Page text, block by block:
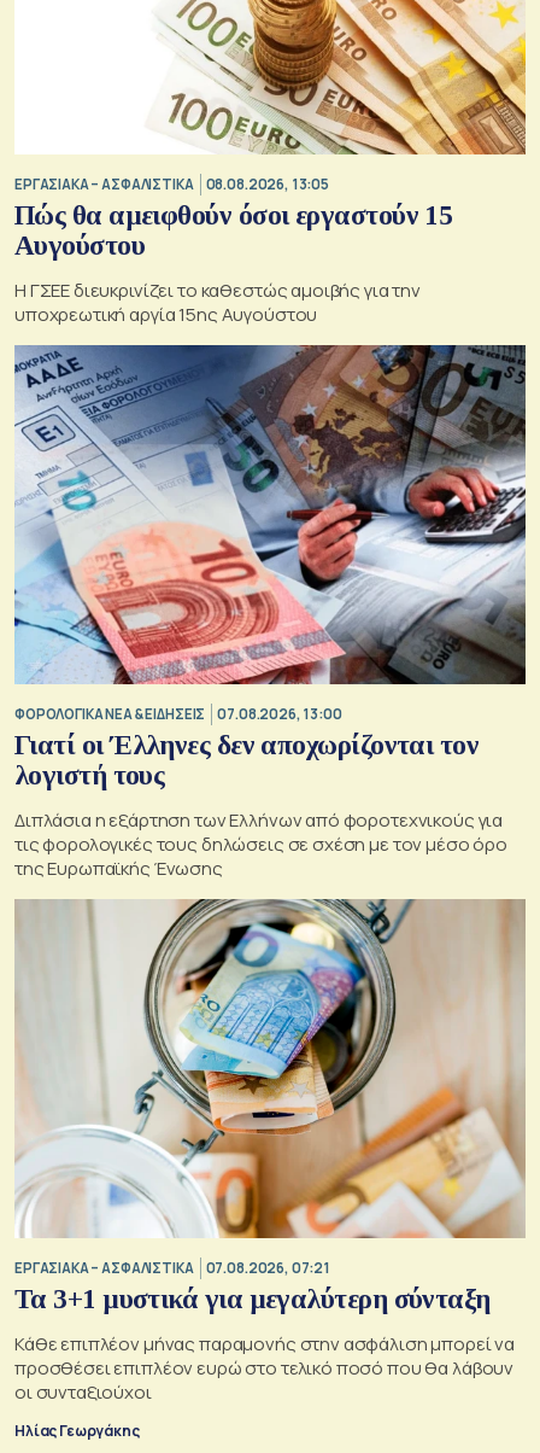
ΕΡΓΑΣΙΑΚΑ – ΑΣΦΑΛΙΣΤΙΚΑ 08.08.2026, 13:05
Πώς θα αμειφθούν όσοι εργαστούν 15
Αυγούστου
Η ΓΣΕΕ διευκρινίζει το καθεστώς αμοιβής για την
υποχρεωτική αργία 15ης Αυγούστου
ΦΟΡΟΛΟΓΙΚΑ ΝΕΑ & EΙΔΗΣΕΙΣ 07.08.2026, 13:00
Γιατί οι Έλληνες δεν αποχωρίζονται τον
λογιστή τους
Διπλάσια η εξάρτηση των Ελλήνων από φοροτεχνικούς για
τις φορολογικές τους δηλώσεις σε σχέση με τον μέσο όρο
της Ευρωπαϊκής Ένωσης
ΕΡΓΑΣΙΑΚΑ – ΑΣΦΑΛΙΣΤΙΚΑ 07.08.2026, 07:21
Τα 3+1 μυστικά για μεγαλύτερη σύνταξη
Κάθε επιπλέον μήνας παραμονής στην ασφάλιση μπορεί να
προσθέσει επιπλέον ευρώ στο τελικό ποσό που θα λάβουν
οι συνταξιούχοι
Ηλίας Γεωργάκης